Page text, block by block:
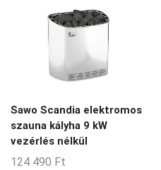
Sawo Scandia elektromos
szauna kályha 9 kW
vezérlés nélkül
124 490 Ft